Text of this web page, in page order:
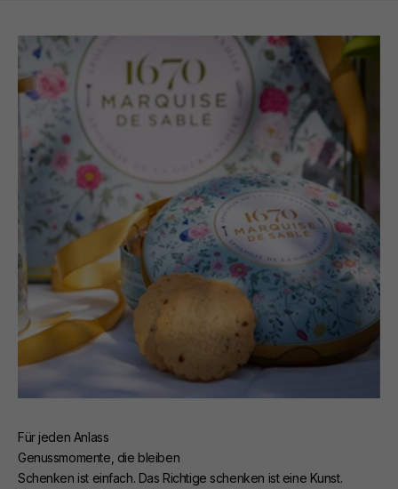
Für jeden Anlass
Genussmomente, die bleiben
Schenken ist einfach. Das Richtige schenken ist eine Kunst.